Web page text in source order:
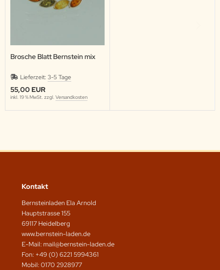
Brosche Blatt Bernstein mix
Lieferzeit: 3-5 Tage
55,00 EUR
inkl. 19 % MwSt. zzgl. Versandkosten
Kontakt
Bernsteinladen Ela Arnold
Hauptstrasse 155
69117 Heidelberg
www.bernstein-laden.de
E-Mail: mail@bernstein-laden.de
Fon: +49 (0) 6221 5994361
Mobil: 0170 2928977